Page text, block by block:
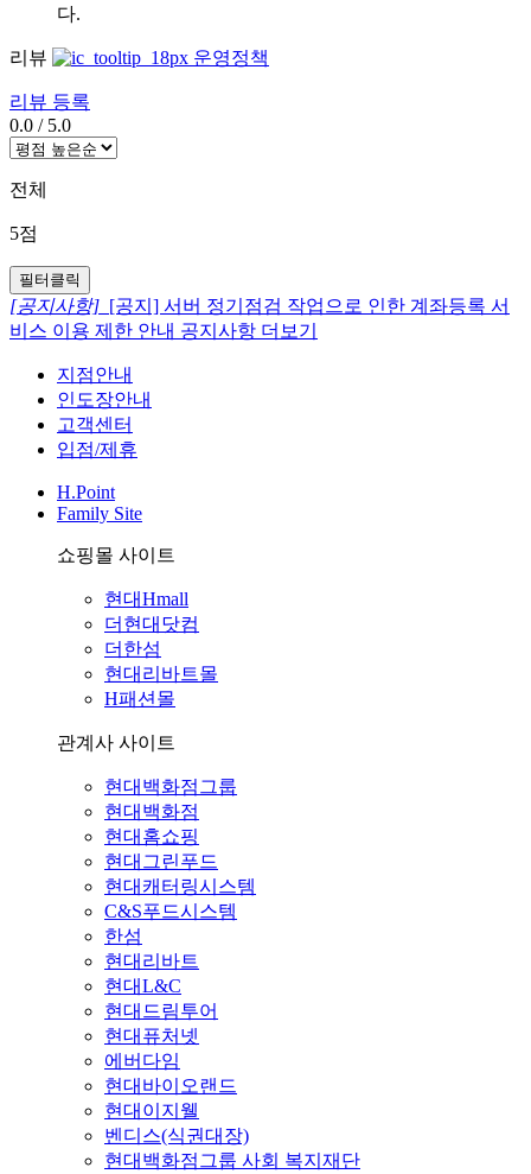
다.
리뷰 운영정책
리뷰 등록
0.0 / 5.0
전체
5점
필터클릭
[공지사항] [공지] 서버 정기점검 작업으로 인한 계좌등록 서
비스 이용 제한 안내 공지사항 더보기
지점안내
인도장안내
고객센터
입점/제휴
H.Point
Family Site
쇼핑몰 사이트
현대Hmall
더현대닷컴
더한섬
현대리바트몰
H패션몰
관계사 사이트
현대백화점그룹
현대백화점
현대홈쇼핑
현대그린푸드
현대캐터링시스템
C&S푸드시스템
한섬
현대리바트
현대L&C
현대드림투어
현대퓨처넷
에버다임
현대바이오랜드
현대이지웰
벤디스(식권대장)
현대백화점그룹 사회 복지재단